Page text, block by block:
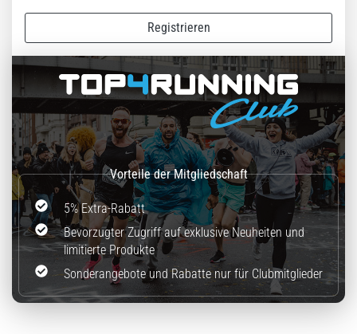
Registrieren
5% Extra-Rabatt
Bevorzugter Zugriff auf exklusive Neuheiten und
limitierte Produkte
Sonderangebote und Rabatte nur für Clubmitglieder